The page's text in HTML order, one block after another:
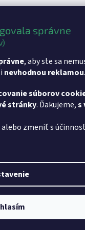
správne
, aby ste sa
nevhodnou reklamou.
súborov
stránky. Ďakujeme,s
zmeniť s